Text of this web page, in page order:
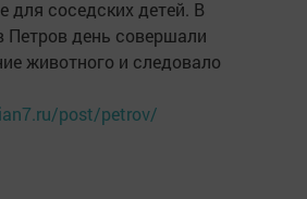
для соседских детей. В
Петров день совершали
животного и следовало
post/petrov/